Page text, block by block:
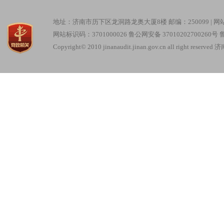
地址：济南市历下区龙洞路龙奥大厦8楼 邮编：250099 | 网
网站标识码：3701000026 鲁公网安备 37010202700260号
Copyright© 2010 jinanaudit.jinan.gov.cn all right reserved